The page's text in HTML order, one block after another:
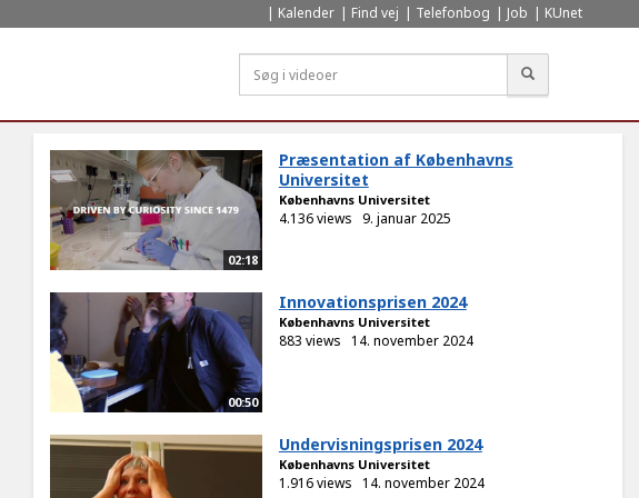
Kalender Find vej Telefonbog Job KUnet
02:18
Præsentation af Københavns
Universitet
Københavns Universitet
4.136 views 9. januar 2025
00:50
Innovationsprisen 2024
Københavns Universitet
883 views 14. november 2024
Undervisningsprisen 2024
Københavns Universitet
1.916 views 14. november 2024